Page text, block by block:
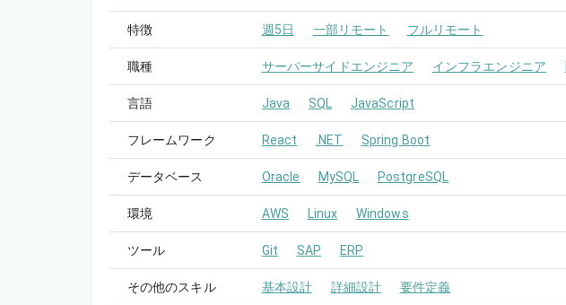
特徴 週5日 一部リモート フルリモート
職種 サーバーサイドエンジニア インフラエンジニア
言語 Java SQL JavaScript
フレームワーク React .NET Spring Boot
データベース Oracle MySQL PostgreSQL
環境 AWS Linux Windows
ツール Git SAP ERP
その他のスキル 基本設計 詳細設計 要件定義